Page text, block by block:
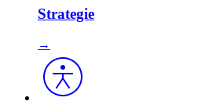
Strategie
→